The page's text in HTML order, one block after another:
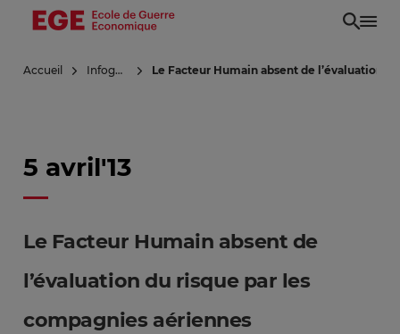
Aller
principal
Accueil Infoguerre Le Facteur Humain absent de l’évaluation
5 avril'13
Le Facteur Humain absent de
l’évaluation du risque par les
compagnies aériennes